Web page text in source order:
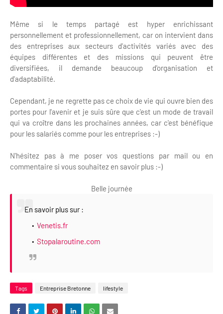
Même si le temps partagé est hyper enrichissant
personnellement et professionnellement, car on intervient dans
des entreprises aux secteurs d'activités variés avec des
équipes différentes et des missions qui peuvent être
diversifiées, il demande beaucoup d'organisation et
d'adaptabilité.
Cependant, je ne regrette pas ce choix de vie qui ouvre bien des
portes pour l'avenir et je suis sûre que c'est un mode de travail
qui va croître dans les prochaines années, car c'est bénéfique
pour les salariés comme pour les entreprises :-)
N'hésitez pas à me poser vos questions par mail ou en
commentaire si vous souhaitez en savoir plus :-)
Belle journée
En savoir plus sur :
Venetis.fr
Stopalaroutine.com
Tags Entreprise Bretonne lifestyle